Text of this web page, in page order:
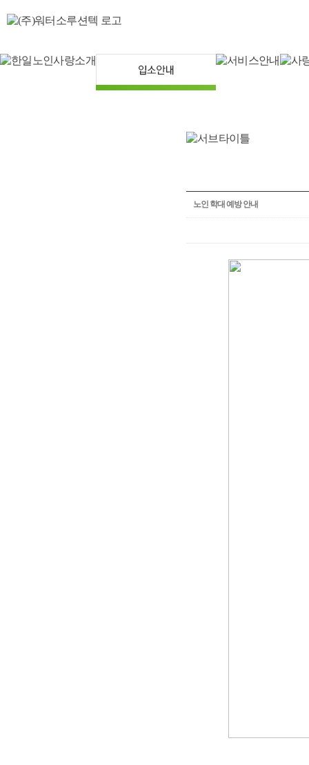
노인 학대 예방 안내